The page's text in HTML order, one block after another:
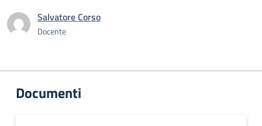
Salvatore Corso
Docente
Documenti